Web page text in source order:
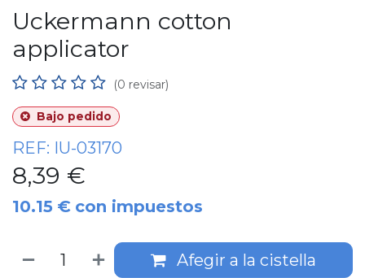
Uckermann cotton
applicator
(0 revisar)
Bajo pedido
REF: IU-03170
8,39 €
10.15 € con impuestos
Afegir a la cistella